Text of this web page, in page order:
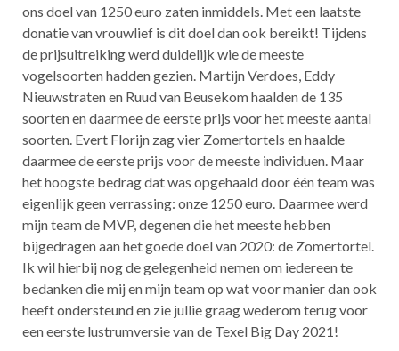
ons doel van 1250 euro zaten inmiddels. Met een laatste
donatie van vrouwlief is dit doel dan ook bereikt! Tijdens
de prijsuitreiking werd duidelijk wie de meeste
vogelsoorten hadden gezien. Martijn Verdoes, Eddy
Nieuwstraten en Ruud van Beusekom haalden de 135
soorten en daarmee de eerste prijs voor het meeste aantal
soorten. Evert Florijn zag vier Zomertortels en haalde
daarmee de eerste prijs voor de meeste individuen. Maar
het hoogste bedrag dat was opgehaald door één team was
eigenlijk geen verrassing: onze 1250 euro. Daarmee werd
mijn team de MVP, degenen die het meeste hebben
bijgedragen aan het goede doel van 2020: de Zomertortel.
Ik wil hierbij nog de gelegenheid nemen om iedereen te
bedanken die mij en mijn team op wat voor manier dan ook
heeft ondersteund en zie jullie graag wederom terug voor
een eerste lustrumversie van de Texel Big Day 2021!